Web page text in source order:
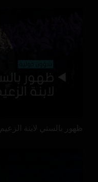
ظهور بالستي لابنة الزعيم